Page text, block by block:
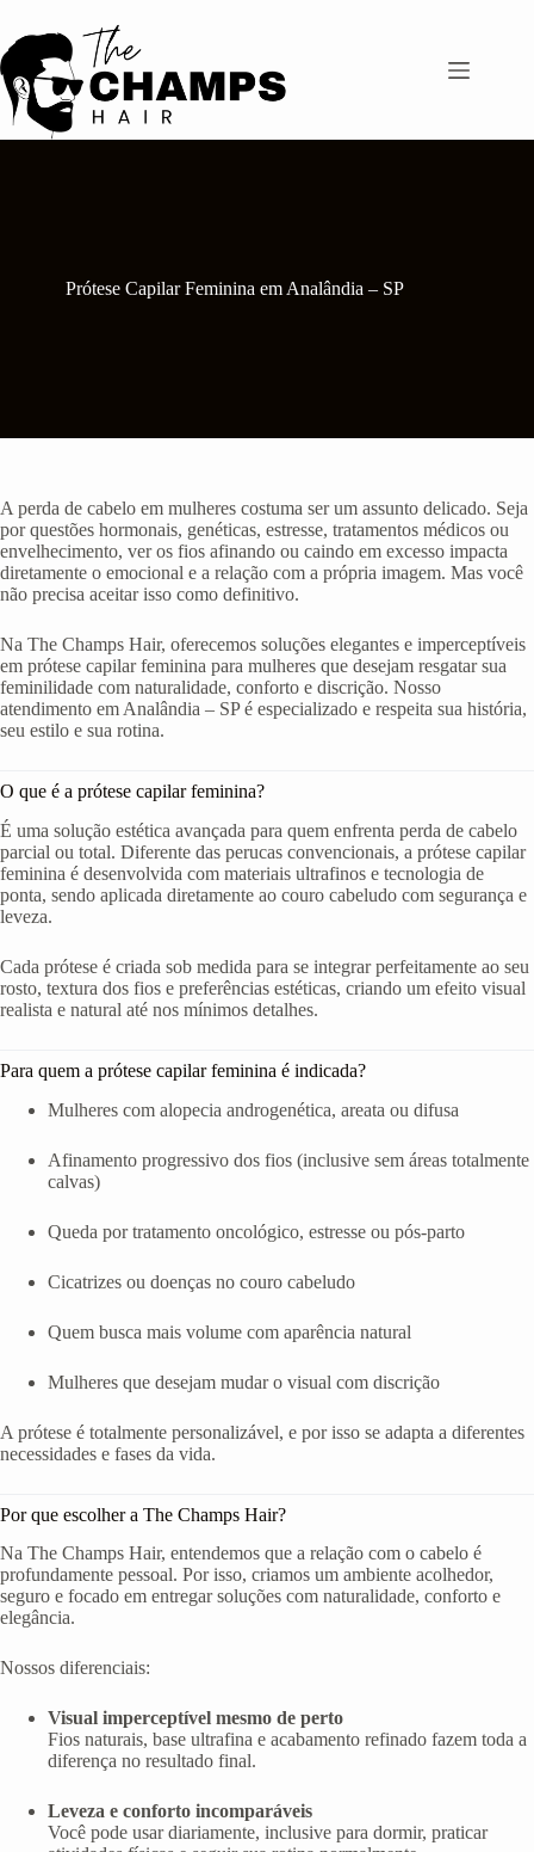
para
o
conteúdo
Prótese Capilar Feminina em Analândia – SP
A perda de cabelo em mulheres costuma ser um assunto delicado. Seja
por questões hormonais, genéticas, estresse, tratamentos médicos ou
envelhecimento, ver os fios afinando ou caindo em excesso impacta
diretamente o emocional e a relação com a própria imagem. Mas você
não precisa aceitar isso como definitivo.
Na The Champs Hair, oferecemos soluções elegantes e imperceptíveis
em prótese capilar feminina para mulheres que desejam resgatar sua
feminilidade com naturalidade, conforto e discrição. Nosso
atendimento em Analândia – SP é especializado e respeita sua história,
seu estilo e sua rotina.
O que é a prótese capilar feminina?
É uma solução estética avançada para quem enfrenta perda de cabelo
parcial ou total. Diferente das perucas convencionais, a prótese capilar
feminina é desenvolvida com materiais ultrafinos e tecnologia de
ponta, sendo aplicada diretamente ao couro cabeludo com segurança e
leveza.
Cada prótese é criada sob medida para se integrar perfeitamente ao seu
rosto, textura dos fios e preferências estéticas, criando um efeito visual
realista e natural até nos mínimos detalhes.
Para quem a prótese capilar feminina é indicada?
Mulheres com alopecia androgenética, areata ou difusa
Afinamento progressivo dos fios (inclusive sem áreas totalmente
calvas)
Queda por tratamento oncológico, estresse ou pós-parto
Cicatrizes ou doenças no couro cabeludo
Quem busca mais volume com aparência natural
Mulheres que desejam mudar o visual com discrição
A prótese é totalmente personalizável, e por isso se adapta a diferentes
necessidades e fases da vida.
Por que escolher a The Champs Hair?
Na The Champs Hair, entendemos que a relação com o cabelo é
profundamente pessoal. Por isso, criamos um ambiente acolhedor,
seguro e focado em entregar soluções com naturalidade, conforto e
elegância.
Nossos diferenciais:
Visual imperceptível mesmo de perto
Fios naturais, base ultrafina e acabamento refinado fazem toda a
diferença no resultado final.
Leveza e conforto incomparáveis
Você pode usar diariamente, inclusive para dormir, praticar